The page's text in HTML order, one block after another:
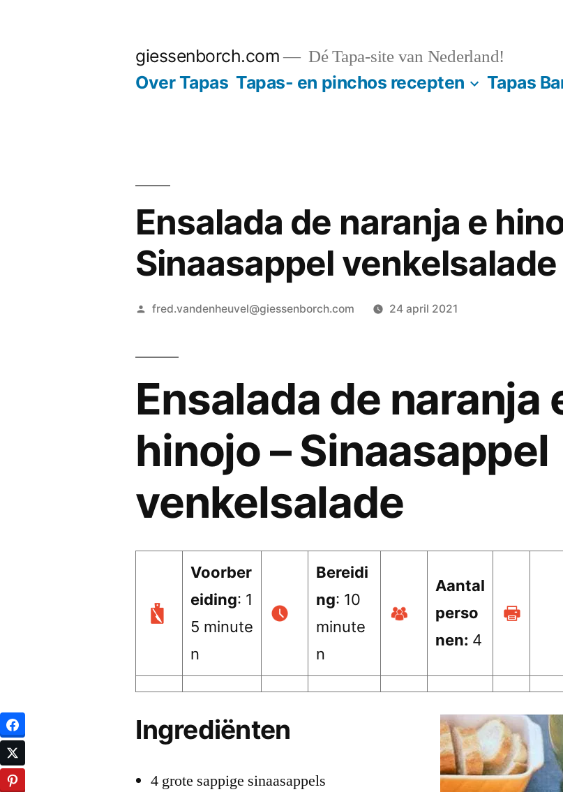
giessenborch.com Dé Tapa-site van Nederland!
Over Tapas Tapas- en pinchos recepten Tapas
Ensalada de naranja e
Sinaasappel venkelsalade
Geplaatst
fred.vandenheuvel@giessenborch.com 24 april 2021
Ensalada de naranja
hinojo – Sinaasappel
venkelsalade
Voorber
eiding: 1
5 minute
n
Bereidi
ng: 10
minute
n
Aantal
perso
nen: 4
Ingrediënten
4 grote sappige sinaasappels